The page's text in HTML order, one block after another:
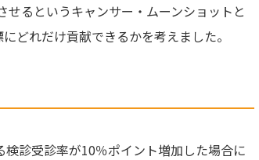
るというキャンサー・ムーンショットと
どれだけ貢献できるかを考えました。
診受診率が10％ポイント増加した場合に